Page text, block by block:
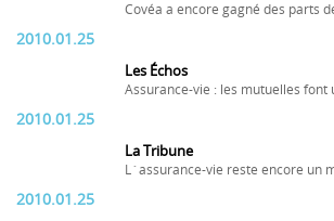
Covéa a encore gagné des parts
2010.01.25
Les Échos
Assurance-vie : les mutuelles font
2010.01.25
La Tribune
L´assurance-vie reste encore un
2010.01.25